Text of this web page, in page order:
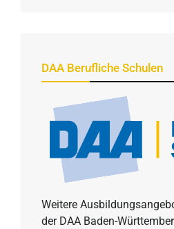
DAA Berufliche Schulen
Weitere
der DAA Baden-